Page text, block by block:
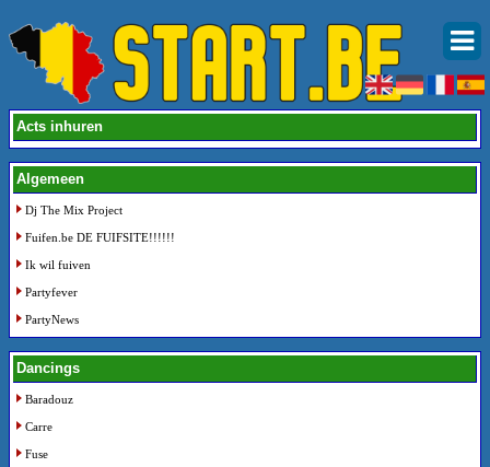
Acts inhuren
Algemeen
Dj The Mix Project
Fuifen.be DE FUIFSITE!!!!!!
Ik wil fuiven
Partyfever
PartyNews
Dancings
Baradouz
Carre
Fuse